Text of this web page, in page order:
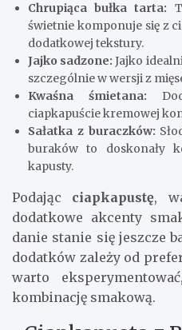
Chrupiąca bułka tarta:
świetnie komponuje się z
dodatkowej tekstury.
Jajko sadzone: Jajko
szczególnie w wersji z
Kwaśna śmietana:
ciapkapuście kremowej
Sałatka z buraczków:
buraków to doskonały
kapusty.
Podając ciapkapustę,
dodatkowe akcenty
danie stanie się jeszcze
dodatków zależy od
warto
kombinację smakową.